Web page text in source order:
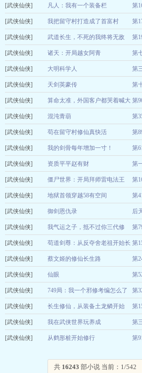
顾晨欣
[武侠仙侠] 凡人：我有一个装备栏
抓住一头猪
[武侠仙侠] 我把留守村打造成了首富村 第
海东流
[武侠仙侠] 武道长生，不死的我终将无敌
戒界
[武侠仙侠] 诸天：开局越女阿青
观星若尘梦
[武侠仙侠] 大明科学人 第
西北第一神
[武侠仙侠] 天剑英豪传
学子写作文
[武侠仙侠] 算命太准，外国客户都哭着喊大
佬
第
[武侠仙侠] 混沌青葫 第
失落的芹菜
[武侠仙侠] 苟在留守村修仙真快活
一见倾星
[武侠仙侠] 我的剑骨每年增加一寸！ 第
村西潜龙
[武侠仙侠] 资质平平赵有财
橘猫囡囡
[武侠仙侠] 僵尸世界：开局拜师雷电法王
鹤梦辞
[武侠仙侠] 地狱首领穿越58有空间 第
夏天凌皓XT
[武侠仙侠] 御剑恩仇录 后
启铭心
[武侠仙侠] 我气运之子，抵不过你三代修
仙？
第
[武侠仙侠] 苟道剑尊：从反夺舍老祖开始长
生
第
[武侠仙侠] 蔡文姬的修仙长生路
苏貫貫
[武侠仙侠] 仙眼 第
箫不语
[武侠仙侠] 749局：我一个邪修考编怎么了
一只活咸鱼
[武侠仙侠] 长生修仙，从装备土龙鳞开始 第
雨剑仙
[武侠仙侠] 我在武侠世界玩养成 第
海拉斯特黑袍
[武侠仙侠] 从鹤形桩开始修行 第
共 16243 部小说 当前：1/542